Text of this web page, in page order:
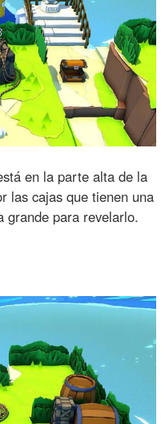
en la parte alta de la
las cajas que tienen una
grande para revelarlo.